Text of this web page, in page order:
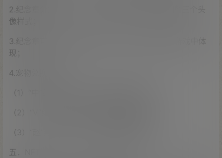
2.纪念章分为三种，分别为“中本聪”“V神”“赵长鹏”三个头
像样式；
3.纪念章可兑换游戏内的宠物，宠物可到时候在游戏中体
现；
4.宠物兑换条件：
（1）“中”纪念章+1BNB可兑换SSR级宠物
（2）“V”纪念章+0.5BNB可兑换SR级宠物
（3）“赵”纪念章+0.1BNB可兑换R级宠物
五．NFT